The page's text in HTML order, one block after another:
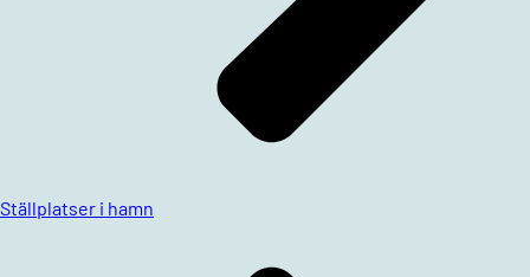
Ställplatser i hamn